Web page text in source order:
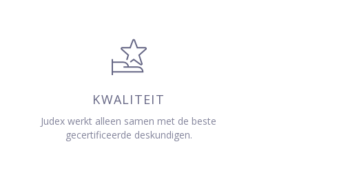
KWALITEIT
Judex werkt alleen samen met de beste
gecertificeerde deskundigen.